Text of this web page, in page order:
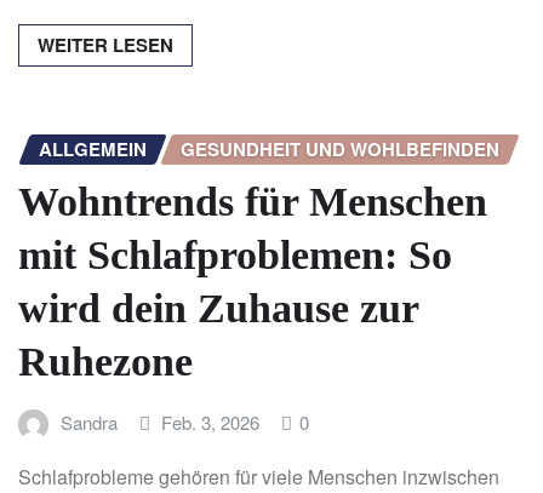
WEITER LESEN
ALLGEMEIN GESUNDHEIT UND WOHLBEFINDEN
Wohntrends für Menschen
mit Schlafproblemen: So
wird dein Zuhause zur
Ruhezone
Sandra Feb. 3, 2026 0
Schlafprobleme gehören für viele Menschen inzwischen